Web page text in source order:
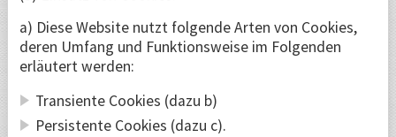
a) Diese Website nutzt folgende Arten von Cookies,
deren Umfang und Funktionsweise im Folgenden
erläutert werden:
Transiente Cookies (dazu b)
Persistente Cookies (dazu c).